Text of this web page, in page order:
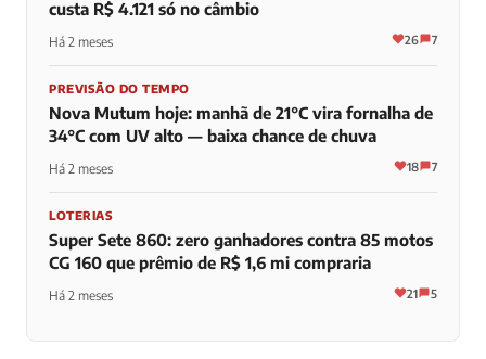
custa R$ 4.121 só no câmbio
Há 2 meses 26 7
PREVISÃO DO TEMPO
Nova Mutum hoje: manhã de 21°C vira fornalha de
34°C com UV alto — baixa chance de chuva
Há 2 meses 18 7
LOTERIAS
Super Sete 860: zero ganhadores contra 85 motos
CG 160 que prêmio de R$ 1,6 mi compraria
Há 2 meses 21 5